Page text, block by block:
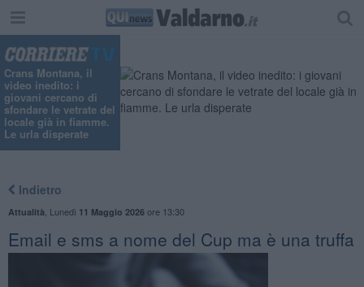
Crans Montana, il
video inedito: i
giovani cercano di
sfondare le vetrate del
locale già in fiamme.
Le urla disperate
Indietro
Attualità Lunedì 11 Maggio 2026ore 13:30
Email e sms a nome del Cup ma è una truffa